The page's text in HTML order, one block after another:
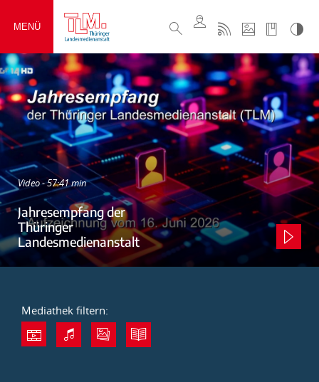
MENÜ
Video - 57:41 min
Jahresempfang der
Thüringer
Landesmedienanstalt
Mediathek filtern: